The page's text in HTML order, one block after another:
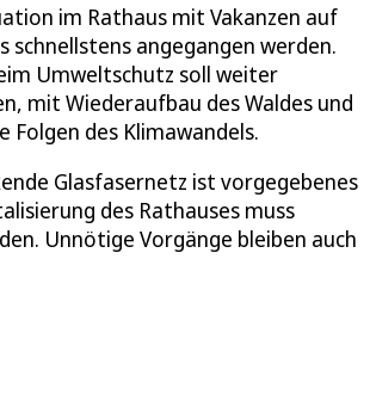
im Rathaus mit Vakanzen auf
schnellstens angegangen werden.
Umweltschutz soll weiter
mit Wiederaufbau des Waldes und
Folgen des Klimawandels.
Glasfasernetz ist vorgegebenes
des Rathauses muss
Unnötige Vorgänge bleiben auch